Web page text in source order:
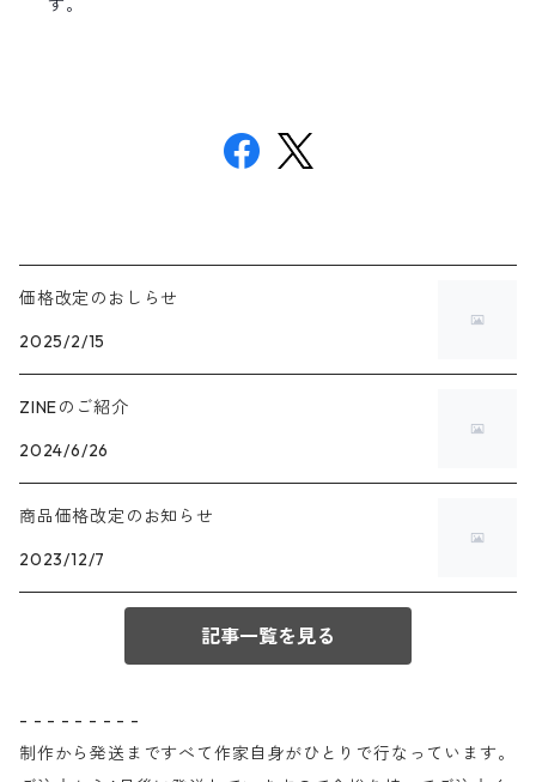
す。
価格改定のおしらせ
2025/2/15
ZINEのご紹介
2024/6/26
商品価格改定のお知らせ
2023/12/7
記事一覧を見る
- - - - - - - - -
制作から発送まですべて作家自身がひとりで行なっています。